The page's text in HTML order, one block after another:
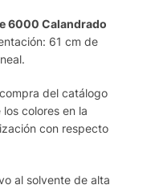
6000 Calandrado
61 cm de
del catálogo
colores en la
con respecto
al solvente de alta